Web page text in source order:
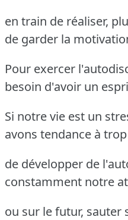
en train de réaliser,
de garder la
Pour exercer
besoin d'avoir un
Si notre vie est un
avons tendance à
de développer de
constamment notre
ou sur le futur, sauter